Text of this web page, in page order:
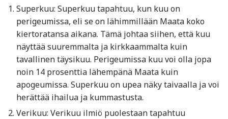
Superkuu: Superkuu tapahtuu, kun kuu on
perigeumissa, eli se on lähimmillään Maata koko
kiertoratansa aikana. Tämä johtaa siihen, että kuu
näyttää suuremmalta ja kirkkaammalta kuin
tavallinen täysikuu. Perigeumissa kuu voi olla jopa
noin 14 prosenttia lähempänä Maata kuin
apogeumissa. Superkuu on upea näky taivaalla ja voi
herättää ihailua ja kummastusta.
Verikuu: Verikuu ilmiö puolestaan tapahtuu